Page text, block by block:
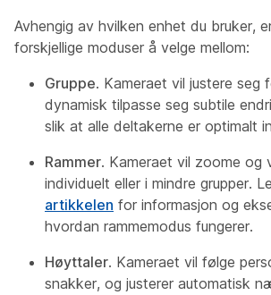
Avhengig av hvilken enhet du bruker,
forskjellige moduser å velge mellom:
Gruppe. Kameraet vil justere seg
dynamisk tilpasse seg subtile
slik at alle deltakerne er optimalt
Rammer. Kameraet vil zoome og
individuelt eller i mindre grupper.
artikkelen for informasjon og
hvordan rammemodus fungerer.
Høyttaler. Kameraet vil følge
snakker, og justerer automatisk